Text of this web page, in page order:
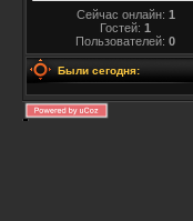
Сейчас онлайн: 1
Гостей: 1
Пользователей: 0
Были сегодня: